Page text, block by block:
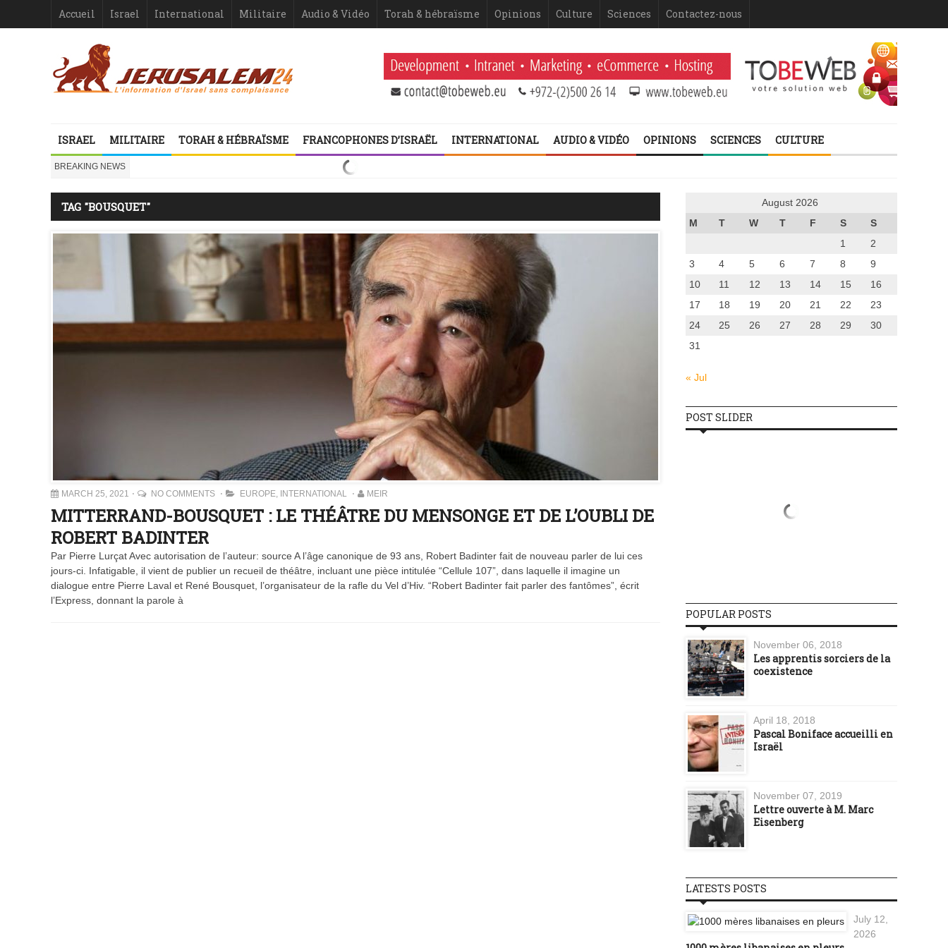
Accueil Israel International Militaire Audio & Vidéo Torah & hébraïsme Opinions Culture Sciences Contactez-nous
ISRAEL MILITAIRE TORAH & HÉBRAÏSME FRANCOPHONES D’ISRAËL INTERNATIONAL AUDIO & VIDÉO OPINIONS SCIENCES CULTURE
BREAKING NEWS
TAG "BOUSQUET"
MARCH 25, 2021 NO COMMENTS EUROPE, INTERNATIONAL MEIR
MITTERRAND-BOUSQUET : LE THÉÂTRE DU MENSONGE ET DE L’OUBLI DE
ROBERT BADINTER
Par Pierre Lurçat Avec autorisation de l’auteur: source A l’âge canonique de 93 ans, Robert Badinter fait de nouveau parler de lui ces
jours-ci. Infatigable, il vient de publier un recueil de théâtre, incluant une pièce intitulée “Cellule 107”, dans laquelle il imagine un
dialogue entre Pierre Laval et René Bousquet, l’organisateur de la rafle du Vel d’Hiv. “Robert Badinter fait parler des fantômes”, écrit
l’Express, donnant la parole à
August 2026
M
T W T F S
S
1
2
3
4 5 6 7 8
9
10
11 12 13 14 15
16
17
18 19 20 21 22
23
24
25 26 27 28 29
30
31
« Jul
POST SLIDER
POPULAR POSTS
November 06, 2018
Les apprentis sorciers de la
coexistence
April 18, 2018
Pascal Boniface accueilli en
Israël
November 07, 2019
Lettre ouverte à M. Marc
Eisenberg
LATESTS POSTS
July 12,
2026